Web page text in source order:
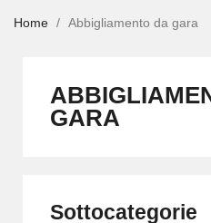
Home Abbigliamento da gara
GARA
Sottocategorie